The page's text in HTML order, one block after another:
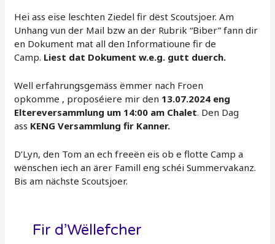
Hei ass eise leschten Ziedel fir dëst Scoutsjoer. Am
Unhang vun der Mail bzw an der Rubrik “Biber” fann dir
en Dokument mat all den Informatioune fir de
Camp. Liest dat Dokument w.e.g. gutt duerch.
Well erfahrungsgemäss ëmmer nach Froen
opkomme , proposéiere mir den 13.07.2024 eng
Eltereversammlung um 14:00 am Chalet. Den Dag
ass KENG Versammlung fir Kanner.
D’Lyn, den Tom an ech freeën eis ob e flotte Camp a
wënschen iech an ärer Famill eng schéi Summervakanz.
Bis am nächste Scoutsjoer.
Fir d’Wëllefcher